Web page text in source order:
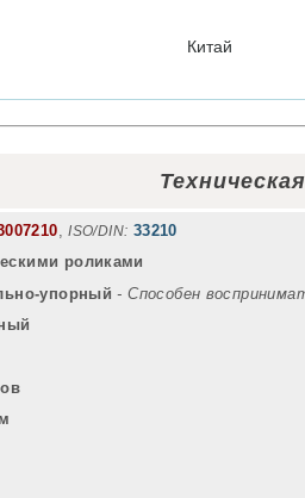
Китай
,ISO/DIN: 33210
роликами
упорный - Способен